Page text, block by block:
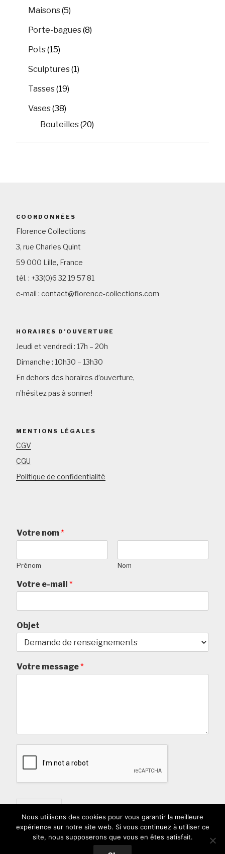
Maisons(5)
Porte-bagues(8)
Pots(15)
Sculptures(1)
Tasses(19)
Vases(38)
Bouteilles(20)
COORDONNÉES
Florence Collections
3, rue Charles Quint
59 000 Lille, France
tél. : +33(0)6 32 19 57 81
e-mail : contact@florence-collections.com
HORAIRES D’OUVERTURE
Jeudi et vendredi : 17h – 20h
Dimanche : 10h30 – 13h30
En dehors des horaires d’ouverture,
n’hésitez pas à sonner!
MENTIONS LÉGALES
CGV
CGU
Politique de confidentialité
Votre nom*
Prénom Nom
Votre e-mail *
Objet
Votre message*
Nous utilisons des cookies pour vous garantir la meilleure
expérience sur notre site web. Si vous continuez à utiliser ce
site, nous supposerons que vous en êtes satisfait.